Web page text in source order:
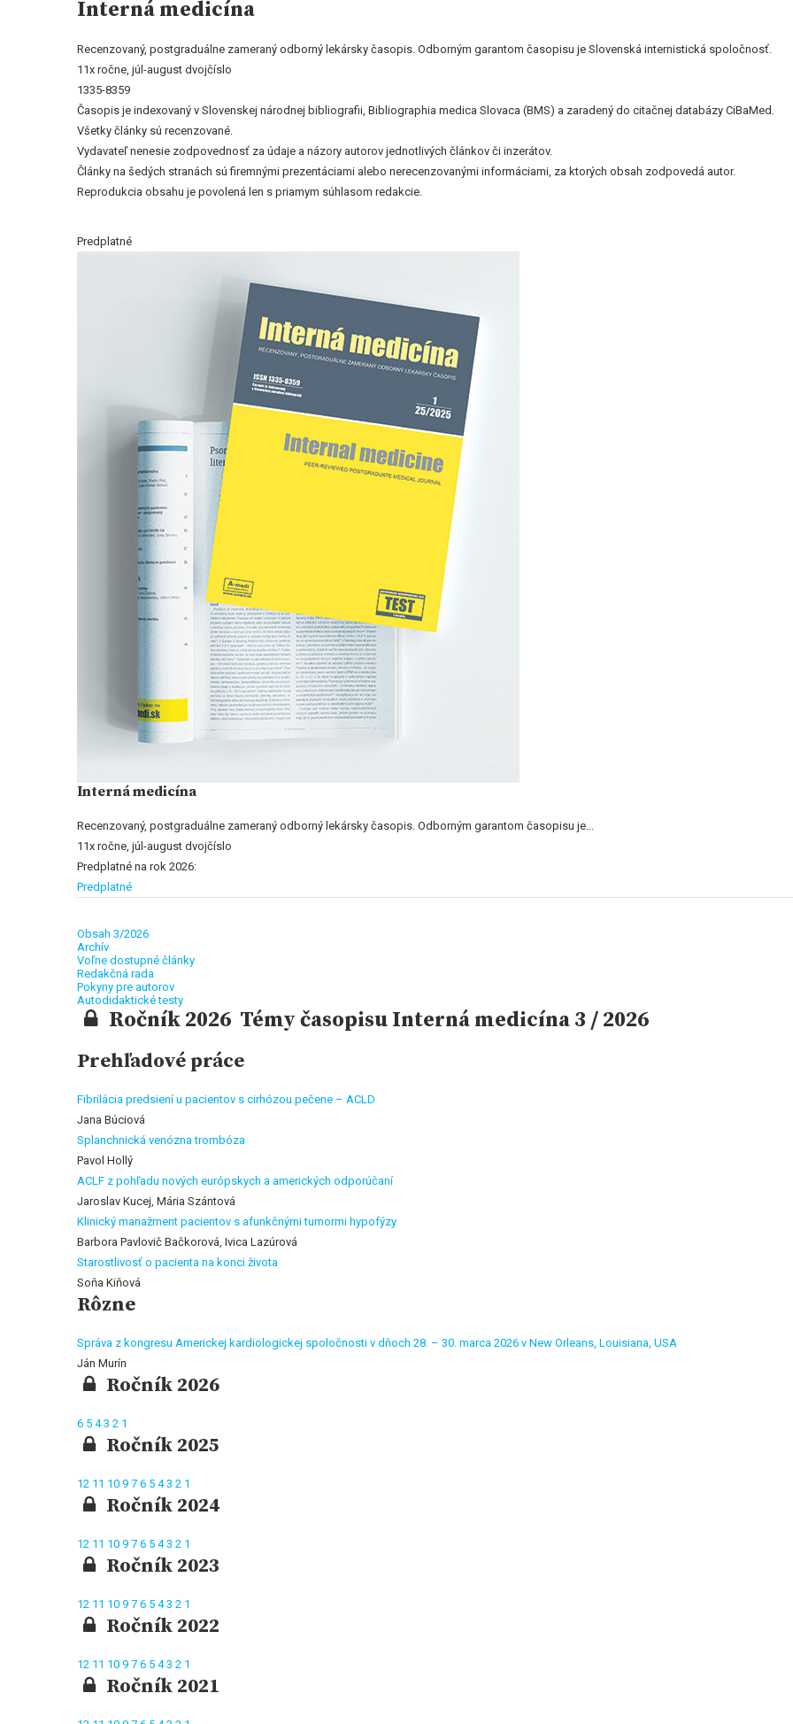
Interná medicína
Recenzovaný, postgraduálne zameraný odborný lekársky časopis. Odborným garantom časopisu je Slovenská internistická spoločnosť.
11x ročne, júl-august dvojčíslo
1335-8359
Časopis je indexovaný v Slovenskej národnej bibliografii, Bibliographia medica Slovaca (BMS) a zaradený do citačnej databázy CiBaMed.
Všetky články sú recenzované.
Vydavateľ nenesie zodpovednosť za údaje a názory autorov jednotlivých článkov či inzerátov.
Články na šedých stranách sú firemnými prezentáciami alebo nerecenzovanými informáciami, za ktorých obsah zodpovedá autor.
Reprodukcia obsahu je povolená len s priamym súhlasom redakcie.
Predplatné
Interná medicína
Recenzovaný, postgraduálne zameraný odborný lekársky časopis. Odborným garantom časopisu je...
11x ročne, júl-august dvojčíslo
Predplatné na rok 2026:
Predplatné
Obsah 3/2026
Archív
Voľne dostupné články
Redakčná rada
Pokyny pre autorov
Autodidaktické testy
Ročník 2026 Témy časopisu Interná medicína 3 / 2026
Prehľadové práce
Fibrilácia predsiení u pacientov s cirhózou pečene – ACLD
Jana Búciová
Splanchnická venózna trombóza
Pavol Hollý
ACLF z pohľadu nových európskych a amerických odporúčaní
Jaroslav Kucej, Mária Szántová
Klinický manažment pacientov s afunkčnými tumormi hypofýzy
Barbora Pavlovič Bačkorová, Ivica Lazúrová
Starostlivosť o pacienta na konci života
Soňa Kiňová
Rôzne
Správa z kongresu Americkej kardiologickej spoločnosti v dňoch 28. – 30. marca 2026 v New Orleans, Louisiana, USA
Ján Murín
Ročník 2026
6 5 43 2 1
Ročník 2025
12 11 10 9 7 6 5 43 2 1
Ročník 2024
12 11 10 9 7 6 5 43 2 1
Ročník 2023
12 11 10 9 7 6 5 43 2 1
Ročník 2022
12 11 10 9 7 6 5 43 2 1
Ročník 2021